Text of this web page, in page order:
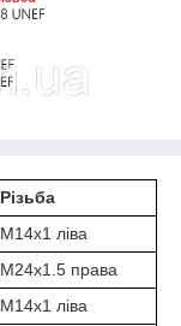
Різьба
M14x1 ліва
М24х1.5 права
M14x1 ліва